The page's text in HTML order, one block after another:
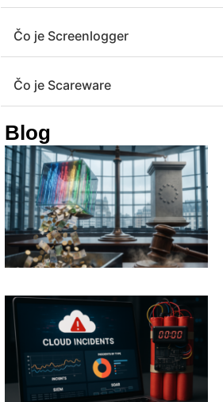
Čo je Screenlogger
Čo je Scareware
Blog